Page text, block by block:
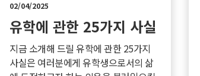
02/04/2025
유학에 관한 25가지 사실
지금 소개해 드릴 유학에 관한 25가지
사실은 여러분에게 유학생으로서의 삶